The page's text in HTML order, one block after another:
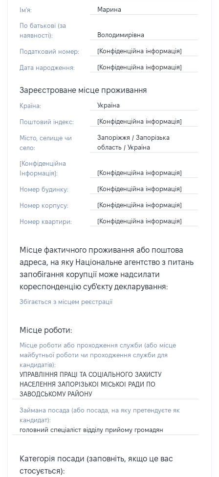
Ім'я: Марина
По батькові (за
наявності):
Володимирівна
Податковий номер: [Конфіденційна інформація]
Дата народження: [Конфіденційна інформація]
Зареєстроване місце проживання
Країна: Україна
Поштовий індекс: [Конфіденційна інформація]
Місто, селище чи
село:
Запоріжжя / Запорізька
область / Україна
[Конфіденційна
Інформація]:
[Конфіденційна інформація]
Номер будинку: [Конфіденційна інформація]
Номер корпусу: [Конфіденційна інформація]
Номер квартири: [Конфіденційна інформація]
Місце фактичного проживання або поштова
адреса, на яку Національне агентство з питань
запобігання корупції може надсилати
кореспонденцію суб'єкту декларування:
Збігається з місцем реєстрації
Місце роботи:
Місце роботи або проходження служби (або місце
майбутньої роботи чи проходження служби для
кандидатів):
УПРАВЛІННЯ ПРАЦІ ТА СОЦІАЛЬНОГО ЗАХИСТУ
НАСЕЛЕННЯ ЗАПОРІЗЬКОІ МІСЬКОІ РАДИ ПО
ЗАВОДСЬКОМУ РАЙОНУ
Займана посада (або посада, на яку претендуєте як
кандидат):
головний спеціаліст відділу прийому громадян
Категорія посади (заповніть, якщо це вас
стосується):